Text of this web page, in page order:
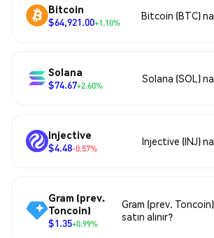
Bitcoin
$64,921.00+1.10%
Bitcoin (BTC)
Solana
$74.67+2.60%
Solana (SOL)
Injective
$4.48-0.57%
Injective (INJ)
Gram (prev.
Toncoin)
$1.35+0.99%
Gram (prev. Toncoin)
satın alınır?